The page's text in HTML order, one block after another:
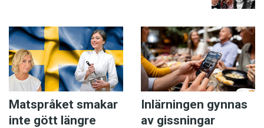
Matspråket smakar
inte gött längre
Inlärningen gynnas
av gissningar